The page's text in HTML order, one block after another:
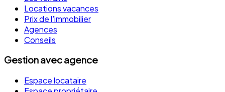
Locations vacances
Prix de l'immobilier
Agences
Conseils
Gestion avec agence
Espace locataire